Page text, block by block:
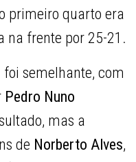
primeiro quarto era
na frente por 25-21.
foi semelhante, com
Pedro Nuno
mas a
de Norberto Alves,